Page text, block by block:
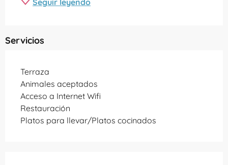
Servicios
Terraza
Animales aceptados
Acceso a Internet Wifi
Restauración
Platos para llevar/Platos cocinados